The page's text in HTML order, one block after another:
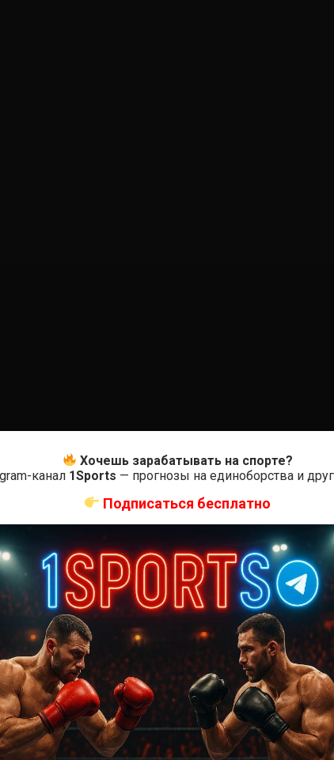
самые лучшие и актуальные события и мира
Александр Густафссон — Маттео
Хочешь зарабатывать на спорте?
канал 1Sports — прогнозы на единоборства и
Подписаться бесплатно